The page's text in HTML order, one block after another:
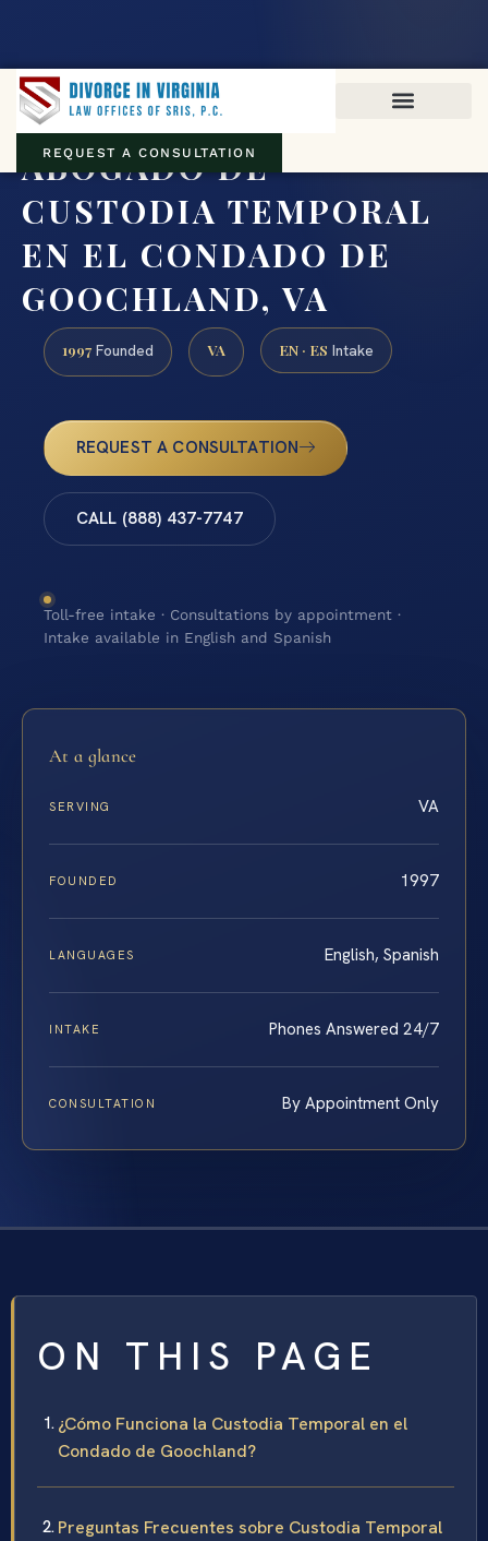
REQUEST A CONSULTATION
ABOGADO DE
CUSTODIA TEMPORAL
EN EL CONDADO DE
GOOCHLAND, VA
1997 Founded VA EN · ES Intake
REQUEST A CONSULTATION
CALL (888) 437-7747
Toll-free intake · Consultations by appointment ·
Intake available in English and Spanish
At a glance
SERVING VA
FOUNDED 1997
LANGUAGES English, Spanish
INTAKE Phones Answered 24/7
CONSULTATION By Appointment Only
ON THIS PAGE
¿Cómo Funciona la Custodia Temporal en el
Condado de Goochland?
Preguntas Frecuentes sobre Custodia Temporal